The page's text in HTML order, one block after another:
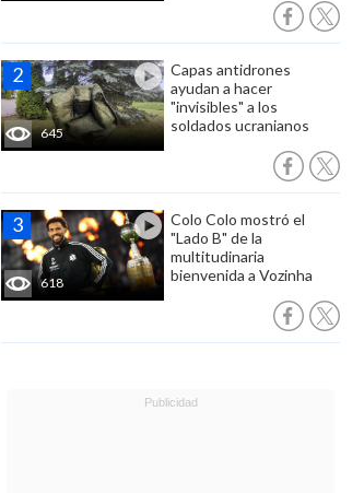
645
Capas antidrones
ayudan a hacer
"invisibles" a los
soldados ucranianos
618
Colo Colo mostró el
"Lado B" de la
multitudinaria
bienvenida a Vozinha